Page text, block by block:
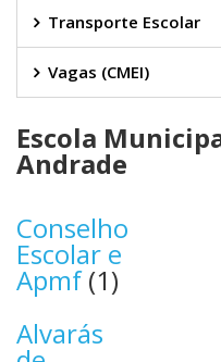
Transporte Escolar
Vagas (CMEI)
Escola
Andrade
Conselho
Escolar e
Apmf (1)
Alvarás